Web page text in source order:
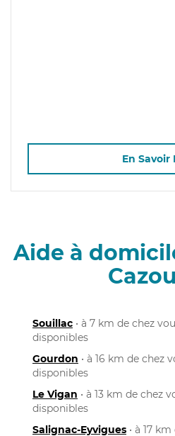
En Savoir
Aide à
Souillac • à 7 km de chez
disponibles
Gourdon • à 16 km de chez
disponibles
Le Vigan • à 13 km de chez
disponibles
Salignac-Eyvigues • à 17